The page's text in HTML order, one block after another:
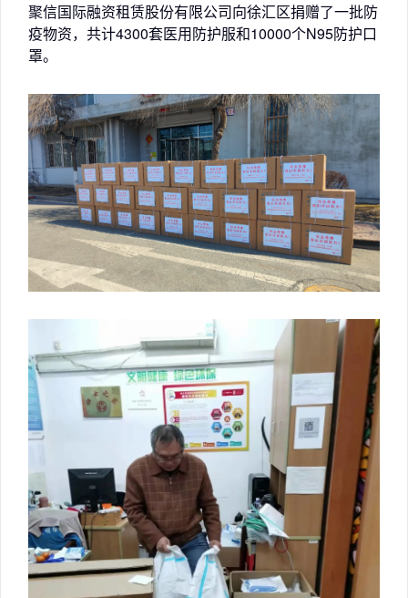
聚信国际融资租赁股份有限公司向徐汇区捐赠了一批防
疫物资，共计4300套医用防护服和10000个N95防护口
罩。